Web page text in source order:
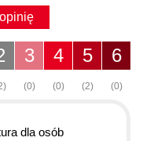
6
(0)
5
(2)
4
(0)
3
(0)
dla osób